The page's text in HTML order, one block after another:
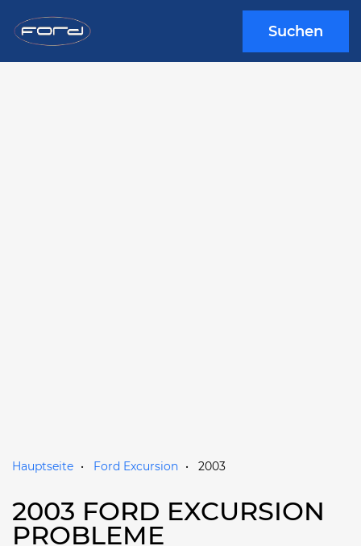
Suchen
Hauptseite Ford Excursion 2003
2003 FORD EXCURSION
PROBLEME